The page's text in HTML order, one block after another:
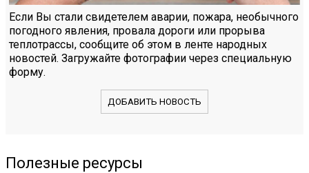
Если Вы стали свидетелем аварии, пожара, необычного
погодного явления, провала дороги или прорыва
теплотрассы, сообщите об этом в ленте народных
новостей. Загружайте фотографии через специальную
форму.
ДОБАВИТЬ НОВОСТЬ
Полезные ресурсы